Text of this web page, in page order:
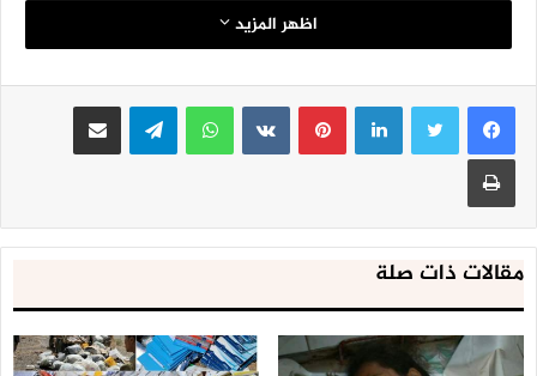
اظهر المزيد
لينكدإنبينتيريست واتساب تيلقرام مشاركة عبر البريد
طباعة
مقالات ذات صلة